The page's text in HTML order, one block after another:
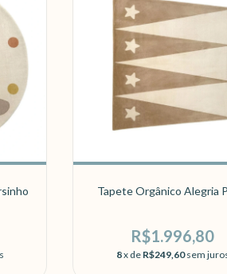
Tapete Orgânico Alegria
R$1.996,80
8x de R$249,60 sem